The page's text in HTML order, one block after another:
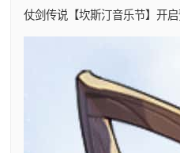
仗剑传说【坎斯汀音乐节】开